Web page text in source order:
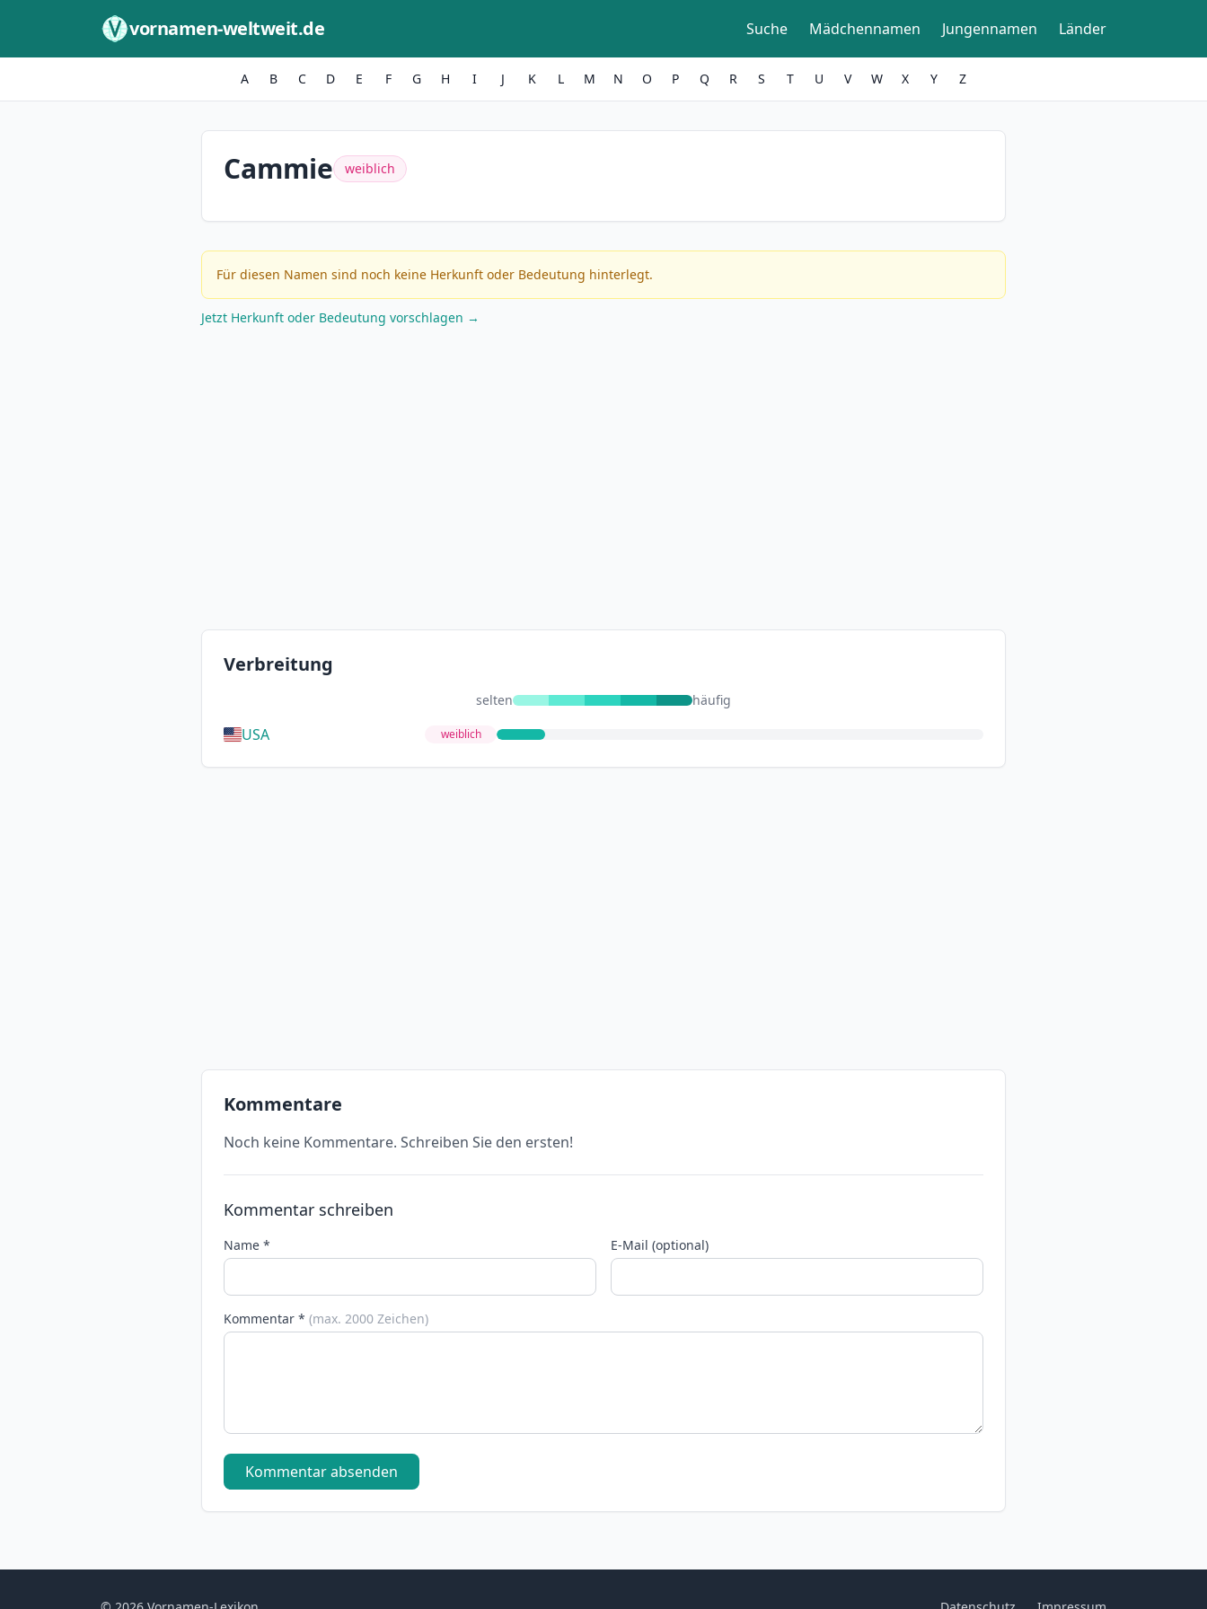
vornamen-weltweit.de Suche Mädchennamen Jungennamen Länder
A B C D E F G H I J K L M N O P Q R S T U V W X Y Z
Cammie weiblich
Für diesen Namen sind noch keine Herkunft oder Bedeutung hinterlegt.
Jetzt Herkunft oder Bedeutung vorschlagen →
Verbreitung
selten häufig
USA weiblich
Kommentare
Noch keine Kommentare. Schreiben Sie den ersten!
Kommentar schreiben
Name * E-Mail (optional)
Kommentar * (max. 2000 Zeichen)
Kommentar absenden